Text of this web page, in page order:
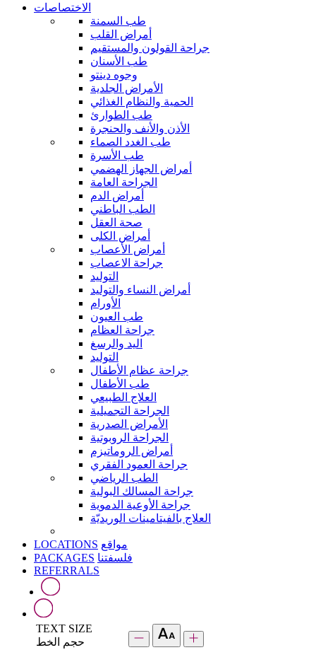
الاختصاصات
طب السمنة
أمراض القلب
جراحة القولون والمستقيم
طب الأسنان
وجوه دينتو
الأمراض الجلدية
الحمية والنظام الغذائي
طب الطوارئ
الأذن والأنف والحنجرة
طب الغدد الصماء
طب الأسرة
أمراض الجهاز الهضمي
الجراحة العامة
أمراض الدم
الطب الباطني
صحة العقل
أمراض الكلى
أمراض الأعصاب
جراحة الاعصاب
التوليد
أمراض النساء والتوليد
الأورام
طب العيون
جراحة العظام
اليد والرسغ
التوليد
جراحة عظام الأطفال
طب الأطفال
العلاج الطبيعي
الجراحة التجميلية
الأمراض الصدرية
الجراحة الروبوتية
أمراض الروماتيزم
جراحة العمود الفقري
الطب الرياضي
جراحة المسالك البولية
جراحة الأوعية الدموية
العلاج بالفيتامينات الوريديّة
LOCATIONS مواقع
PACKAGES فلسفتنا
REFERRALS
TEXT SIZE
حجم الخط